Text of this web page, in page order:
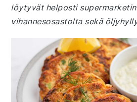
löytyvät helposti
vihannesosastolta sekä